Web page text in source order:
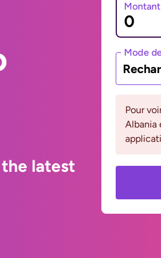
latest
Mode
Pour
Albania